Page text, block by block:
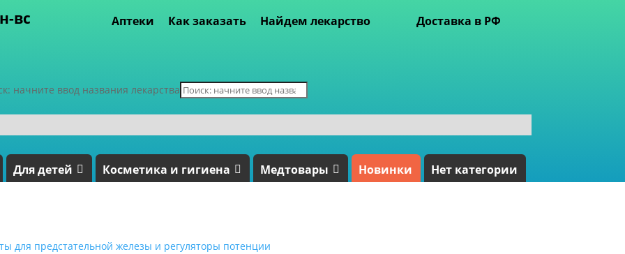
вс Аптеки Как заказать Найдем лекарство Доставка в РФ
начните ввод названия лекарства
Для детей Косметика и гигиена Медтовары Новинки Нет категории
для предстательной железы и регуляторы потенции